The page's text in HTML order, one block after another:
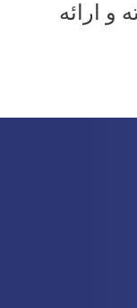
و ارائه